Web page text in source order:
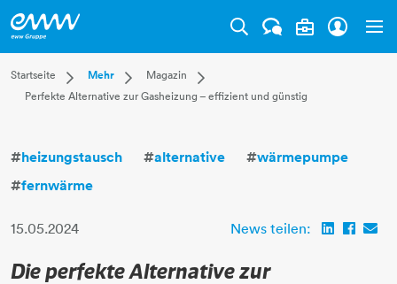
Startseite
Dropdown Startseite
Privatkunden
Mehr
Dropdown Mehr
Karriere
Magazin
Dropdown Magazin
Aktuell
Perfekte Alternative zur Gasheizung – effizient und günstig
#heizungstausch #alternative #wärmepumpe
#fernwärme
15.05.2024 News teilen:
Die perfekte Alternative zur